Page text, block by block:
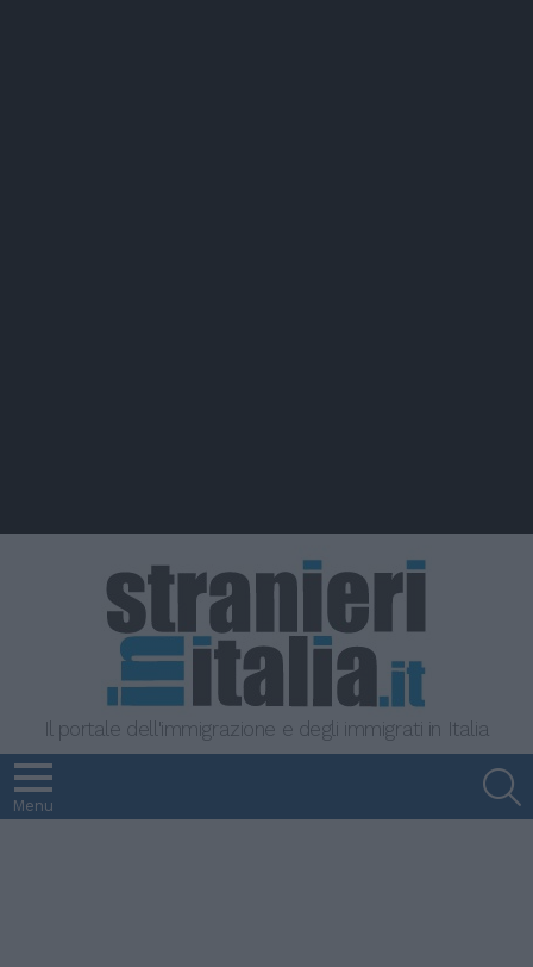
Il portale dell'immigrazione e degli immigrati in Italia
Menu